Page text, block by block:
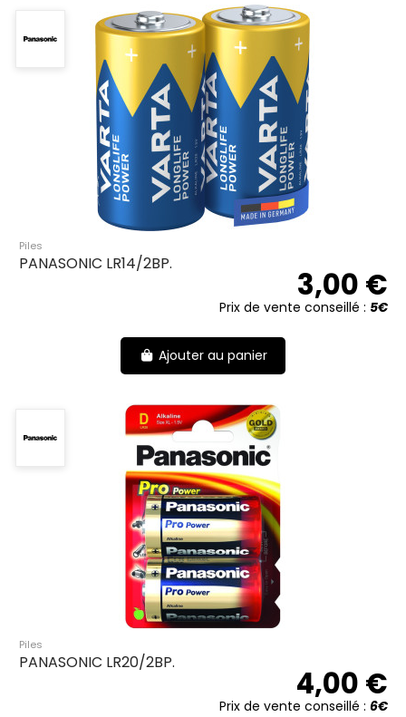
Piles
PANASONIC LR14/2BP.
3,00 €
Prix de vente conseillé : 5€
Ajouter au panier
Piles
PANASONIC LR20/2BP.
4,00 €
Prix de vente conseillé : 6€